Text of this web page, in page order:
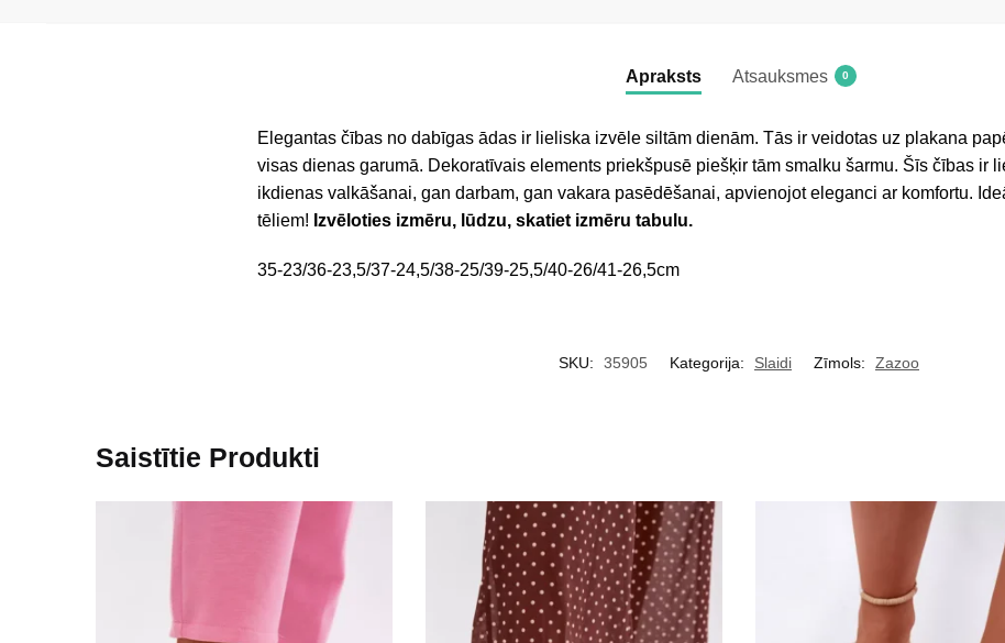
Apraksts Atsauksmes 0
Elegantas čības no dabīgas ādas ir lieliska izvēle siltām dienām. Tās ir veidotas uz plakana
visas dienas garumā. Dekoratīvais elements priekšpusē piešķir tām smalku šarmu. Šīs čības ir
ikdienas valkāšanai, gan darbam, gan vakara pasēdēšanai, apvienojot eleganci ar komfortu.
tēliem! Izvēloties izmēru, lūdzu, skatiet izmēru tabulu.
35-23/36-23,5/37-24,5/38-25/39-25,5/40-26/41-26,5cm
SKU: 35905 Kategorija: Slaidi Zīmols: Zazoo
Saistītie Produkti